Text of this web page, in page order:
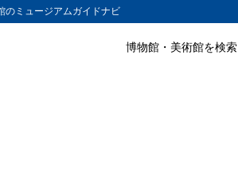
のミュージアムガイドナビ
博物館・美術館を検索
目次